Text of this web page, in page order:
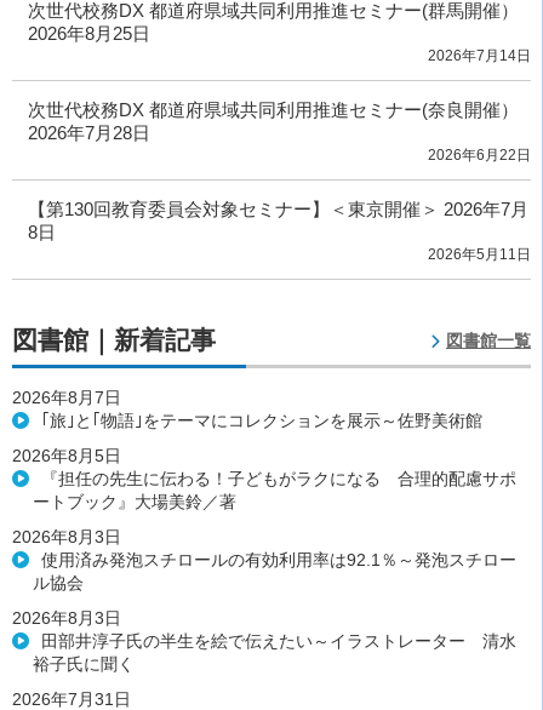
次世代校務DX 都道府県域共同利用推進セミナー(群馬開催）
2026年8月25日
2026年7月14日
次世代校務DX 都道府県域共同利用推進セミナー(奈良開催）
2026年7月28日
2026年6月22日
【第130回教育委員会対象セミナー】＜東京開催＞ 2026年7月
8日
2026年5月11日
図書館｜新着記事 図書館一覧
2026年8月7日
｢旅｣と｢物語｣をテーマにコレクションを展示～佐野美術館
2026年8月5日
『担任の先生に伝わる！子どもがラクになる 合理的配慮サポ
ートブック』大場美鈴／著
2026年8月3日
使用済み発泡スチロールの有効利用率は92.1％～発泡スチロー
ル協会
2026年8月3日
田部井淳子氏の半生を絵で伝えたい～イラストレーター 清水
裕子氏に聞く
2026年7月31日